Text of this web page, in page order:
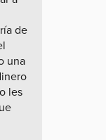
de
una
les